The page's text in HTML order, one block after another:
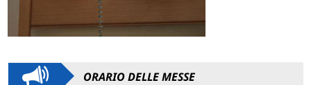
ORARIO DELLE MESSE